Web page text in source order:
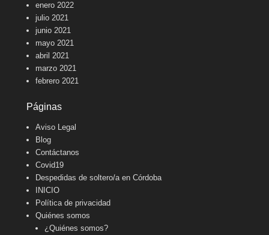
enero 2022
julio 2021
junio 2021
mayo 2021
abril 2021
marzo 2021
febrero 2021
Páginas
Aviso Legal
Blog
Contáctanos
Covid19
Despedidas de soltero/a en Córdoba
INICIO
Política de privacidad
Quiénes somos
¿Quiénes somos?